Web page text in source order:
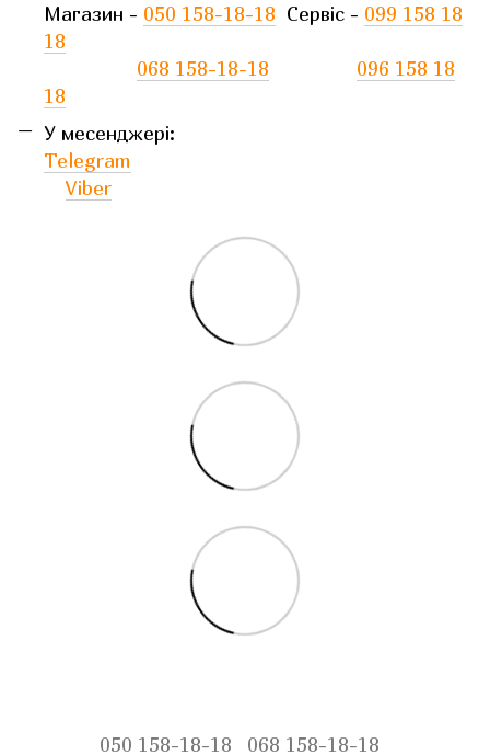
Магазин - 050 158-18-18 Сервіс - 099 158 18
18
068 158-18-18
096 158 18
18
У месенджері:
Telegram
Viber
050 158-18-18 068 158-18-18